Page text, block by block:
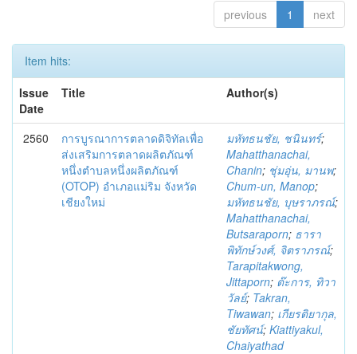
previous 1 next
Item hits:
Issue
Date
Title Author(s)
2560
การบูรณาการตลาดดิจิทัลเพื่อ
ส่งเสริมการตลาดผลิตภัณฑ์
หนึ่งตำบลหนึ่งผลิตภัณฑ์
(OTOP) อำเภอแม่ริม จังหวัด
เชียงใหม่
มหัทธนชัย, ชนินทร์;
Mahatthanachai,
Chanin; ชุ่มอุ่น, มานพ;
Chum-un, Manop;
มหัทธนชัย, บุษราภรณ์;
Mahatthanachai,
Butsaraporn; ธารา
พิทักษ์วงศ์, จิตราภรณ์;
Tarapitakwong,
Jittaporn; ต๊ะการ, ทิวา
วัลย์; Takran,
Tiwawan; เกียรติยากุล,
ชัยทัศน์; Kiattiyakul,
Chaiyathad